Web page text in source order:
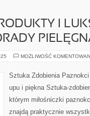
I
MOŻLIWOŚĆ
Sztuka Zdobienia
upu i piękna Sztuka-
którym miłośniczki
znajdą praktycznie